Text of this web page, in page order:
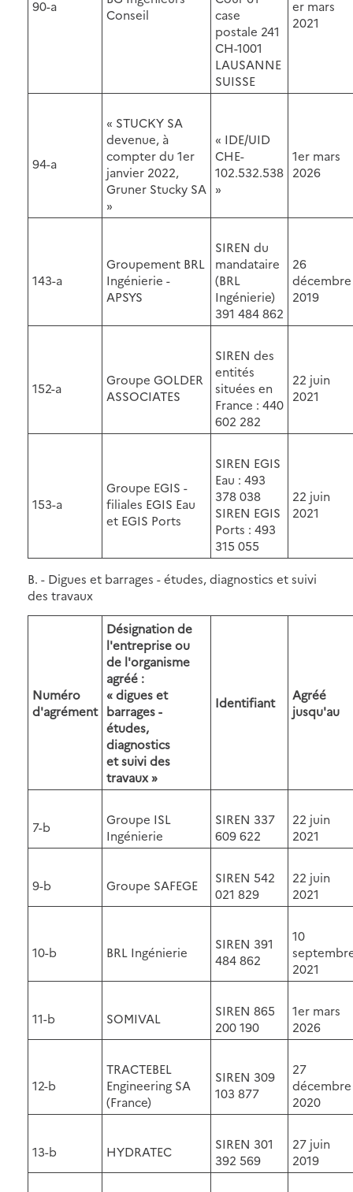
90-a
Conseil
case
postale 241
CH-1001
LAUSANNE
SUISSE
er mars
2021
94-a
« STUCKY SA
devenue, à
compter du 1er
janvier 2022,
Gruner Stucky SA
»
« IDE/UID
CHE-
102.532.538
»
1er mars
2026
143-a
Groupement BRL
Ingénierie -
APSYS
SIREN du
mandataire
(BRL
Ingénierie)
391 484 862
26
décembre
2019
152-a
Groupe GOLDER
ASSOCIATES
SIREN des
entités
situées en
France : 440
602 282
22 juin
2021
153-a
Groupe EGIS -
filiales EGIS Eau
et EGIS Ports
SIREN EGIS
Eau : 493
378 038
SIREN EGIS
Ports : 493
315 055
22 juin
2021
B. - Digues et barrages - études, diagnostics et suivi
des travaux
Numéro
d'agrément
Désignation de
l'entreprise ou
de l'organisme
agréé :
« digues et
barrages -
études,
diagnostics
et suivi des
travaux »
Identifiant
Agréé
jusqu'au
7-b
Groupe ISL
Ingénierie
SIREN 337
609 622
22 juin
2021
9-b Groupe SAFEGE
SIREN 542
021 829
22 juin
2021
10-b BRL Ingénierie
SIREN 391
484 862
10
2021
11-b SOMIVAL
SIREN 865
200 190
1er mars
2026
12-b
TRACTEBEL
Engineering SA
(France)
SIREN 309
103 877
27
décembre
2020
13-b HYDRATEC
SIREN 301
392 569
27 juin
2019